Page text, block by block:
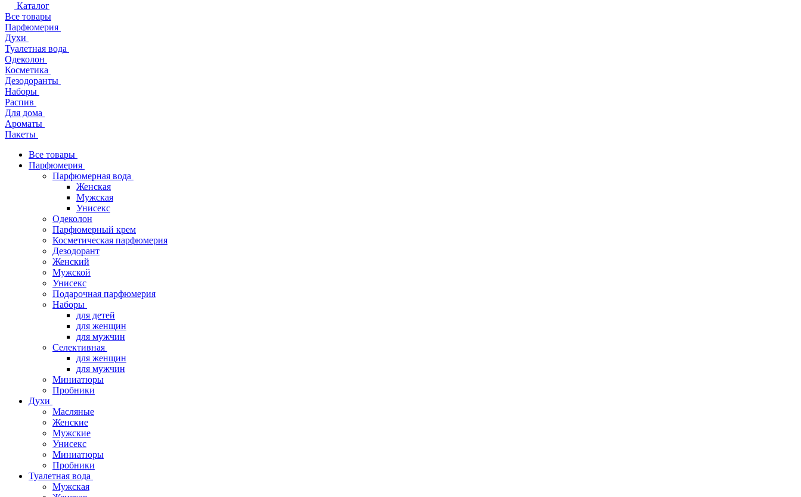
Каталог
Все товары
Парфюмерия
Духи
Туалетная вода
Одеколон
Косметика
Дезодоранты
Наборы
Распив
Для дома
Ароматы
Пакеты
Все товары
Парфюмерия
Парфюмерная вода
Женская
Мужская
Унисекс
Одеколон
Парфюмерный крем
Косметическая парфюмерия
Дезодорант
Женский
Мужской
Унисекс
Подарочная парфюмерия
Наборы
для детей
для женщин
для мужчин
Селективная
для женщин
для мужчин
Миниатюры
Пробники
Духи
Масляные
Женские
Мужские
Унисекс
Миниатюры
Пробники
Туалетная вода
Мужская